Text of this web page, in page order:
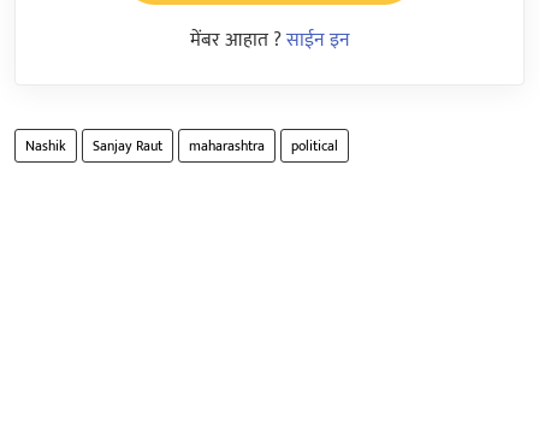
मेंबर आहात ?साईन इन
Nashik Sanjay Raut maharashtra political